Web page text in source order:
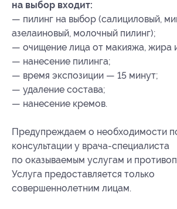
на выбор входит:
— пилинг на выбор (салициловый,
азелаиновый, молочный пилинг);
— очищение лица от макияжа, жира
— нанесение пилинга;
— время экспозиции — 15 минут;
— удаление состава;
— нанесение кремов.
Предупреждаем о необходимости
консультации у врача-специалиста
по оказываемым услугам и
Услуга предоставляется только
совершеннолетним лицам.